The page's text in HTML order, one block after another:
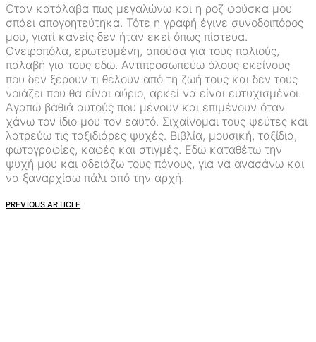
Όταν κατάλαβα πως μεγαλώνω και η ροζ φούσκα μου
σπάει απογοητεύτηκα. Τότε η γραφή έγινε συνοδοιπόρος
μου, γιατί κανείς δεν ήταν εκεί όπως πίστευα.
Ονειροπόλα, ερωτευμένη, απούσα για τους παλιούς,
παλαβή για τους εδώ. Αντιπροσωπεύω όλους εκείνους
που δεν ξέρουν τι θέλουν από τη ζωή τους και δεν τους
νοιάζει που θα είναι αύριο, αρκεί να είναι ευτυχισμένοι.
Αγαπώ βαθιά αυτούς που μένουν και επιμένουν όταν
χάνω τον ίδιο μου τον εαυτό. Σιχαίνομαι τους ψεύτες και
λατρεύω τις ταξιδιάρες ψυχές. Βιβλία, μουσική, ταξίδια,
φωτογραφίες, καφές και στιγμές. Εδώ καταθέτω την
ψυχή μου και αδειάζω τους πόνους, για να ανασάνω και
να ξαναρχίσω πάλι από την αρχή.
PREVIOUS ARTICLE